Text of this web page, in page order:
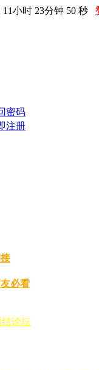
小时 23分钟 51 秒
密码
注册
必看
论坛